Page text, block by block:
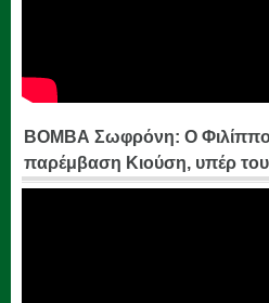
ΒΟΜΒΑ Σωφρόνη: Ο
παρέμβαση Κιούση, υπέρ